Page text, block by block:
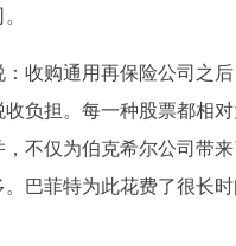
收购通用再保险公司之
负担。每一种股票都相
不仅为伯克希尔公司带
巴菲特为此花费了很长